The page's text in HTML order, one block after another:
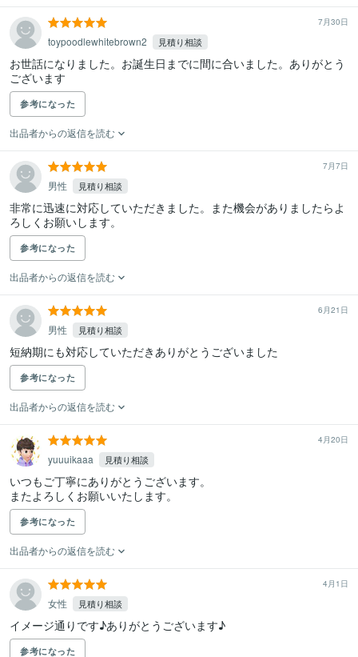
7月30日
toypoodlewhitebrown2 見積り相談
お世話になりました。お誕生日までに間に合いました。ありがとう
ございます
参考になった
出品者からの返信を読む
7月7日
男性 見積り相談
非常に迅速に対応していただきました。また機会がありましたらよ
ろしくお願いします。
参考になった
出品者からの返信を読む
6月21日
男性 見積り相談
短納期にも対応していただきありがとうございました
参考になった
出品者からの返信を読む
4月20日
yuuuikaaa 見積り相談
いつもご丁寧にありがとうございます。
またよろしくお願いいたします。
参考になった
出品者からの返信を読む
4月1日
女性 見積り相談
イメージ通りです♪ありがとうございます♪
参考になった